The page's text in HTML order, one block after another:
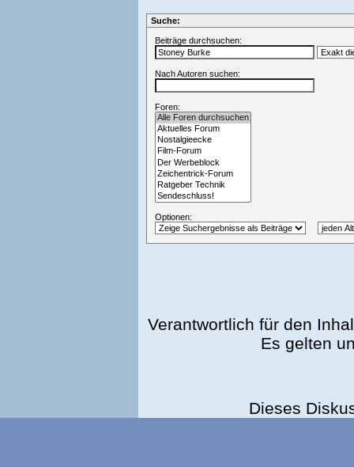
Suche:
Beiträge durchsuchen:
Nach Autoren suchen:
Foren:
Optionen:
Verantwortlich für den
Es gelten
Dieses